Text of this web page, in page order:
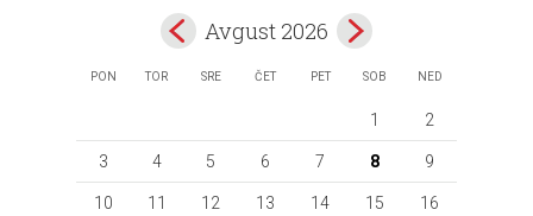
Avgust 2026
PON TOR SRE ČET PET SOB NED
1 2
3 4 5 6 7 8 9
10 11 12 13 14 15 16